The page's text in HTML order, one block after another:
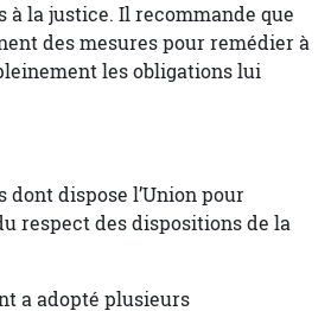
la justice. Il recommande que
des mesures pour remédier à
les obligations lui
dont dispose l’Union pour
respect des dispositions de la
a adopté plusieurs